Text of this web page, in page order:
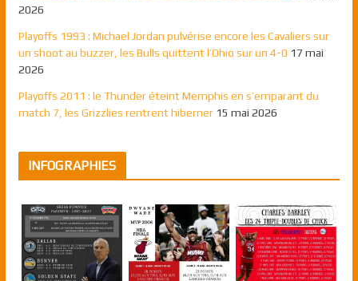
2026
Playoffs 1993 : Michael Jordan pulvérise encore les Cavaliers sur
un shoot au buzzer, les Bulls quittent l’Ohio sur un 4-0 17 mai
2026
Playoffs 2011 : le Thunder éteint Memphis en s’emparant du
match 7, les Grizzlies rentrent hiberner 15 mai 2026
INFOGRAPHIES